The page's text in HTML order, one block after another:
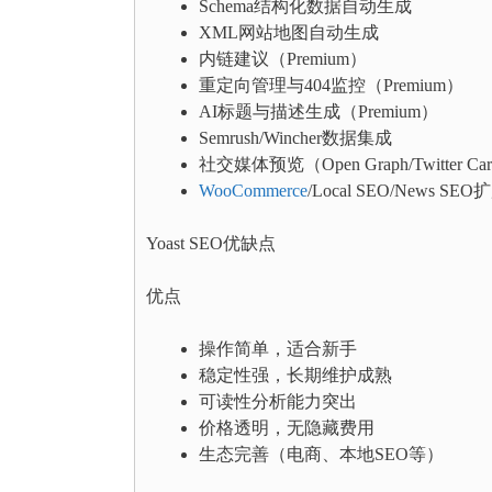
Schema结构化数据自动生成
XML网站地图自动生成
内链建议（Premium）
重定向管理与404监控（Premium）
AI标题与描述生成（Premium）
Semrush/Wincher数据集成
社交媒体预览（Open Graph/Twitter
WooCommerce/Local SEO/News SEO
Yoast SEO优缺点
优点
操作简单，适合新手
稳定性强，长期维护成熟
可读性分析能力突出
价格透明，无隐藏费用
生态完善（电商、本地SEO等）